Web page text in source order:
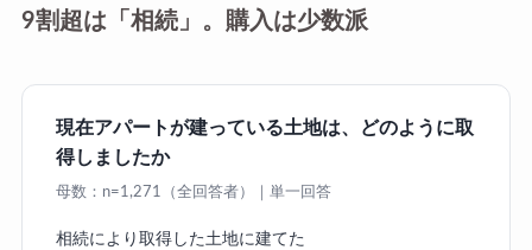
9割超は「相続」。購入は少数派
現在アパートが建っている土地は、どのように取
得しましたか
母数：n=1,271（全回答者）｜単一回答
相続により取得した土地に建てた